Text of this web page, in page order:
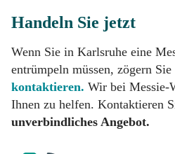
Handeln Sie jetzt
Wenn Sie in Karlsruhe eine
entrümpeln müssen, zögern Sie
kontaktieren. Wir bei Messie-
Ihnen zu helfen. Kontaktieren
unverbindliches Angebot.